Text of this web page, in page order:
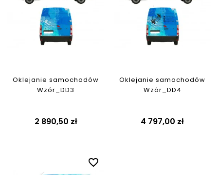
Oklejanie samochodów
Wzór_DD3
2 890,50 zł
Oklejanie samochodów
Wzór_DD4
4 797,00 zł
favorite_border